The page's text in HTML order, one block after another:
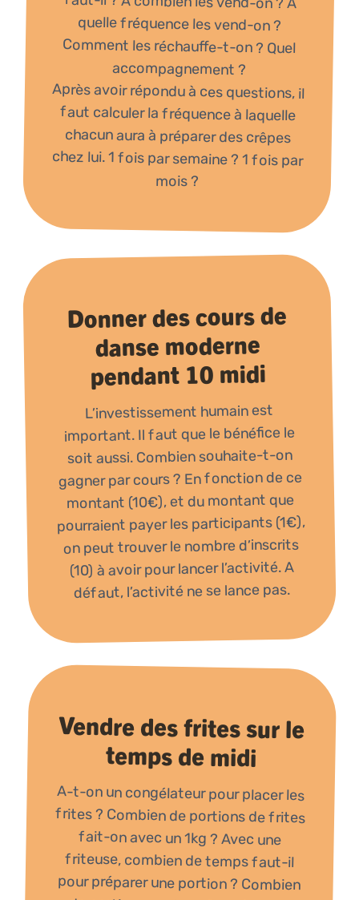
accompagnement ?
Après avoir répondu à ces questions, il
faut calculer la fréquence à laquelle
chacun aura à préparer des crêpes
chez lui. 1 fois par semaine ? 1 fois par
mois ?
Donner des cours de
danse moderne
pendant 10 midi
L’investissement humain est
important. Il faut que le bénéfice le
soit aussi. Combien souhaite-t-on
gagner par cours ? En fonction de ce
montant (10€), et du montant que
pourraient payer les participants (1€),
on peut trouver le nombre d’inscrits
(10) à avoir pour lancer l’activité. A
défaut, l’activité ne se lance pas.
Vendre des frites sur le
temps de midi
A-t-on un congélateur pour placer les
frites ? Combien de portions de frites
fait-on avec un 1kg ? Avec une
friteuse, combien de temps faut-il
pour préparer une portion ? Combien
de portions peut-on fournir sur le
temps de midi ? Est-ce suffisant ?